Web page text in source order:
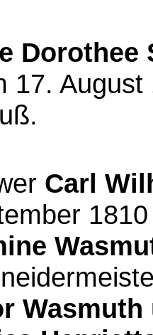
Dorothee
17.
Carl
Wasmuth